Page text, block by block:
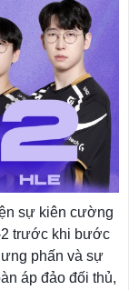
sự kiên cường
2 trước khi bước
phấn và sự
áp đảo đối thủ,